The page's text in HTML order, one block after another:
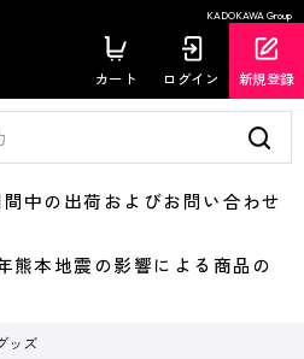
KADOKAWA Group
カート ログイン 新規登録
の出荷およびお問い合わせ
本地震の影響による商品の
ッズ